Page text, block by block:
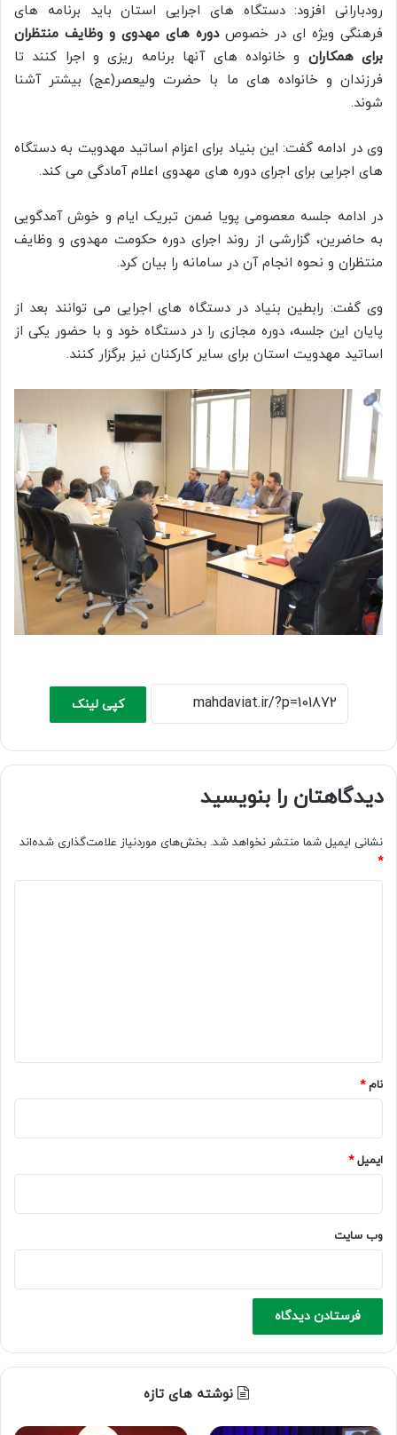
رودبارانی افزود: دستگاه های اجرایی استان باید برنامه های
فرهنگی ویژه ای در خصوصدوره های مهدوی و وظایف منتظران
برای همکاران و خانواده های آنها برنامه ریزی و اجرا کنند تا
فرزندان و خانواده های ما با حضرت ولیعصر(عج) بیشتر آشنا
شوند.
وی در ادامه گفت: این بنیاد برای اعزام اساتید مهدویت به دستگاه
های اجرایی برای اجرای دوره های مهدوی اعلام آمادگی می کند.
در ادامه جلسه معصومی پویا ضمن تبریک ایام و خوش آمدگویی
به حاضرین، گزارشی از روند اجرای دوره حکومت مهدوی و وظایف
منتظران و نحوه انجام آن در سامانه را بیان کرد.
وی گفت: رابطین بنیاد در دستگاه های اجرایی می توانند بعد از
پایان این جلسه، دوره مجازی را در دستگاه خود و با حضور یکی از
اساتید مهدویت استان برای سایر کارکنان نیز برگزار کنند.
کپی لینک
دیدگاهتان را بنویسید
نشانی ایمیل شما منتشر نخواهد شد. بخش‌های موردنیاز علامت‌گذاری شده‌اند
*
نام*
ایمیل*
وب‌ سایت
نوشته های تازه